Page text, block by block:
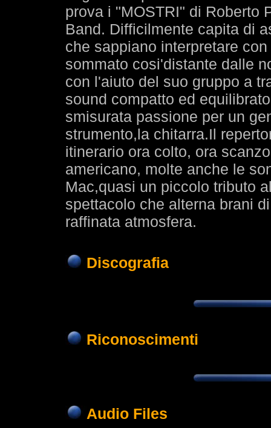
prova i "MOSTRI" di Roberto
Band. Difficilmente capita di
che sappiano interpretare
sommato cosi'distante dalle
con l'aiuto del suo gruppo a
sound compatto ed
smisurata passione per un
strumento,la chitarra.Il
itinerario ora colto, ora
americano, molte anche le
Mac,quasi un piccolo tributo
spettacolo che alterna brani
raffinata atmosfera.
Discografia
Riconoscimenti
Audio Files